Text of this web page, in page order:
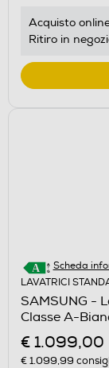
Acquisto
Ritiro in
Scheda
LAVATRICI
SAMSUNG -
Classe A-
€ 1.099,00
€ 1.099,99